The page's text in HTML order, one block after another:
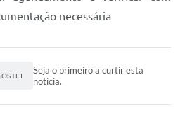
necessária
Seja o primeiro a curtir esta
notícia.